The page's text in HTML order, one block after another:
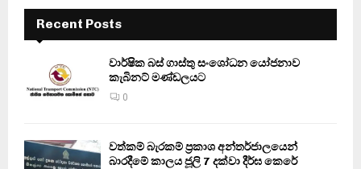
Recent Posts
වාර්ෂික බස් ගාස්තු සංශෝධන යෝජනාව
කැබිනට් මණ්ඩලයට
0
වත්කම් බැරකම් ප්‍රකාශ අන්තර්ජාලයෙන්
බාරදීමේ කාලය ජූලි 7 දක්වා දීර්ඝ කෙරේ